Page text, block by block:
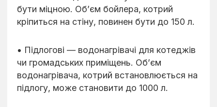
бути міцною. Об’єм бойлера, котрий
кріпиться на стіну, повинен бути до 150 л.
• Підлогові — водонагрівачі для котеджів
чи громадських приміщень. Об’єм
водонагрівача, котрий встановлюється на
підлогу, може становити до 1000 л.